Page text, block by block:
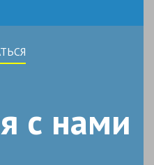
с нами